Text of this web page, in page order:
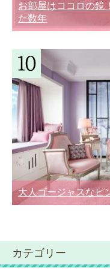
お部屋はココロの鏡
た数年
大人ゴージャスなピ
カテゴリー